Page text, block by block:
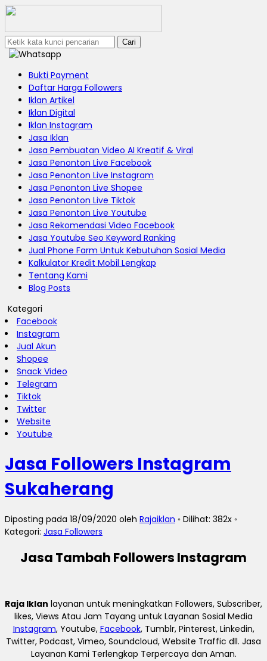
Cari
Bukti Payment
Daftar Harga Followers
Iklan Artikel
Iklan Digital
Iklan Instagram
Jasa Iklan
Jasa Pembuatan Video AI Kreatif & Viral
Jasa Penonton Live Facebook
Jasa Penonton Live Instagram
Jasa Penonton Live Shopee
Jasa Penonton Live Tiktok
Jasa Penonton Live Youtube
Jasa Rekomendasi Video Facebook
Jasa Youtube Seo Keyword Ranking
Jual Phone Farm Untuk Kebutuhan Sosial Media
Kalkulator Kredit Mobil Lengkap
Tentang Kami
Blog Posts
Kategori
Facebook
Instagram
Jual Akun
Shopee
Snack Video
Telegram
Tiktok
Twitter
Website
Youtube
Jasa Followers Instagram
Sukaherang
Diposting pada 18/09/2020 oleh Rajaiklan ◦ Dilihat: 382x ◦
Kategori: Jasa Followers
Jasa Tambah Followers Instagram
Raja Iklan layanan untuk meningkatkan Followers, Subscriber,
likes, Views Atau Jam Tayang untuk Layanan Sosial Media
Instagram, Youtube, Facebook, Tumblr, Pinterest, Linkedin,
Twitter, Podcast, Vimeo, Soundcloud, Website Traffic dll. Jasa
Layanan Kami Terlengkap Terpercaya dan Aman.